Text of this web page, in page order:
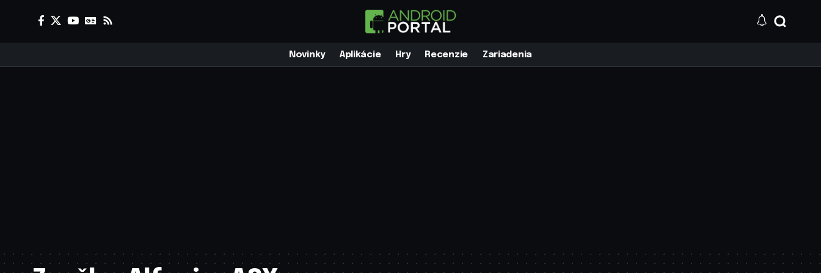
Novinky Aplikácie Hry Recenzie Zariadenia